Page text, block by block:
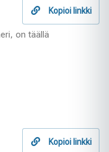
Kopioi linkki
on täällä
Kopioi linkki